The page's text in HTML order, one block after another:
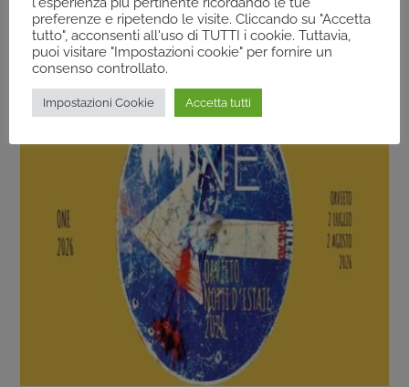
Montefalco (Pg) – Fuga Del Bove 2026 – Dal
30/07/2026 Al 19/08/2026
preferenze e ripetendo le visite. Cliccando su "Accetta
tutto", acconsenti all'uso di TUTTI i cookie. Tuttavia,
puoi visitare "Impostazioni cookie" per fornire un
consenso controllato.
Impostazioni Cookie Accetta tutti